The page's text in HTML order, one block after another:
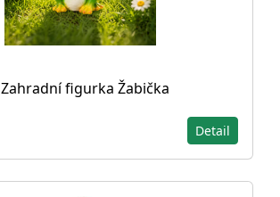
Zahradní figurka Žabička
Detail